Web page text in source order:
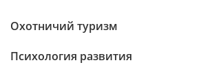
Охотничий туризм
Психология развития